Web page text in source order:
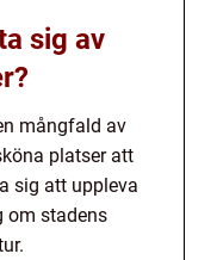
sig av
mångfald av
platser att
sig att uppleva
om stadens